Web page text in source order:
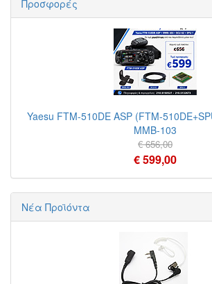
Προσφορές
Yaesu FTM-510DE ASP (FTM-
MMB-103
€ 656,00
€ 599,00
Νέα Προϊόντα